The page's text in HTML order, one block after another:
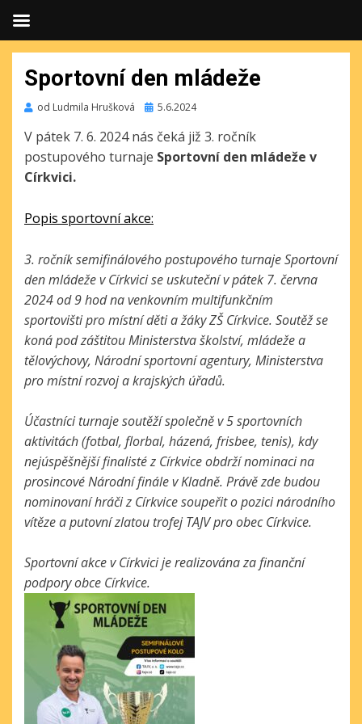
Sportovní den mládeže
od Ludmila Hrušková Publikováno
5.6.2024
V pátek 7. 6. 2024 nás čeká již 3. ročník
postupového turnaje Sportovní den mládeže v
Církvici.
Popis sportovní akce:
3. ročník semifinálového postupového turnaje Sportovní
den mládeže v Církvici se uskuteční v pátek 7. června
2024 od 9 hod na venkovním multifunkčním
sportovišti pro místní děti a žáky ZŠ Církvice. Soutěž se
koná pod záštitou Ministerstva školství, mládeže a
tělovýchovy, Národní sportovní agentury, Ministerstva
pro místní rozvoj a krajských úřadů.
Účastníci turnaje soutěží společně v 5 sportovních
aktivitách (fotbal, florbal, házená, frisbee, tenis), kdy
nejúspěšnější finalisté z Církviceobdrží nominaci na
prosincové Národní finále v Kladně. Právě zde budou
nominovaní hráči z Církvicesoupeřit o pozici národního
vítěze a putovní zlatou trofejTAJVpro obecCírkvice.
Sportovní akce vCírkvicije realizována za finanční
podpory obce Církvice.